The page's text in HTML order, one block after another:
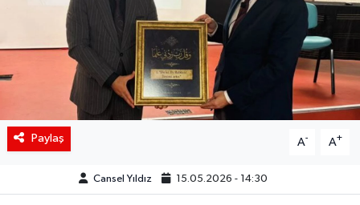
Paylaş A- A+
Cansel Yıldız 15.05.2026 - 14:30
Yaşam